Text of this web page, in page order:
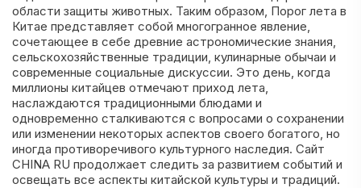
области защиты животных. Таким образом, Порог лета в
Китае представляет собой многогранное явление,
сочетающее в себе древние астрономические знания,
сельскохозяйственные традиции, кулинарные обычаи и
современные социальные дискуссии. Это день, когда
миллионы китайцев отмечают приход лета,
наслаждаются традиционными блюдами и
одновременно сталкиваются с вопросами о сохранении
или изменении некоторых аспектов своего богатого, но
иногда противоречивого культурного наследия. Сайт
CHINA RU продолжает следить за развитием событий и
освещать все аспекты китайской культуры и традиций.